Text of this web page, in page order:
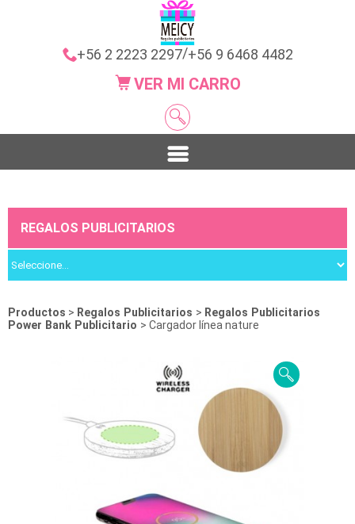
+56 2 2223 2297/+56 9 6468 4482
VER MI CARRO
REGALOS PUBLICITARIOS
Productos > Regalos Publicitarios > Regalos Publicitarios
Power Bank Publicitario > Cargador línea nature